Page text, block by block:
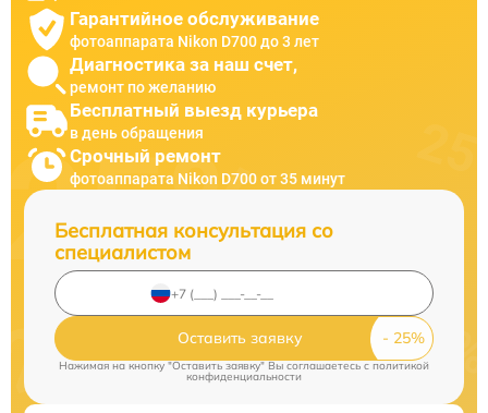
Гарантийное обслуживание
фотоаппарата Nikon D700 до 3 лет
Диагностика за наш счет,
ремонт по желанию
Бесплатный выезд курьера
в день обращения
Срочный ремонт
фотоаппарата Nikon D700 от 35 минут
Бесплатная консультация со
специалистом
Оставить заявку
Нажимая на кнопку "Оставить заявку" Вы соглашаетесь cполитикой
конфиденциальности